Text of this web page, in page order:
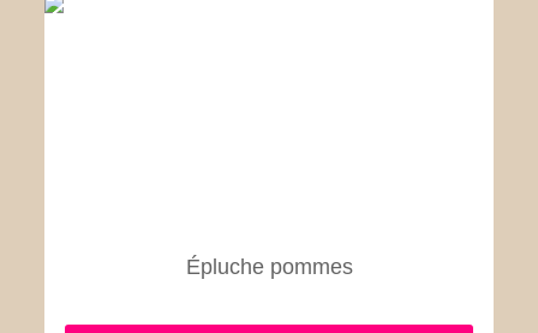
Épluche pommes